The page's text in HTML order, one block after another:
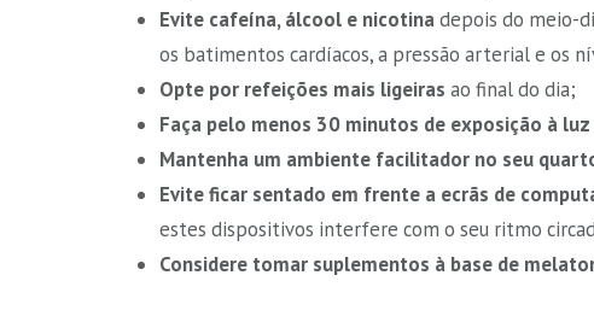
Evite cafeína, álcool e nicotinadepois do meio-
os batimentos cardíacos, a pressão arterial e os
Opte por refeições mais ligeiras ao final do dia;
Faça pelo menos 30 minutos de exposição à
Mantenha um ambiente facilitador no seu
Evite ficar sentado em frente a ecrãs de
estes dispositivos interfere com o seu ritmo
Considere tomar suplementos à base de